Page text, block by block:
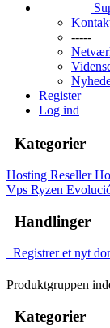
-----
Register
Log ind
Kategorier
Hosting Reseller
Vps Ryzen
Handlinger
Registrer et nyt
Produktgruppen
Kategorier